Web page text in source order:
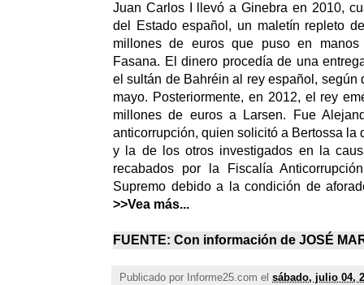
Juan Carlos I llevó a Ginebra en 2010,
del Estado español, un maletín repleto
millones de euros que puso en
Fasana. El dinero procedía de una
el sultán de Bahréin al rey español, según
mayo. Posteriormente, en 2012, el rey
millones de euros a Larsen. Fue
anticorrupción, quien solicitó a Bertossa la
y la de los otros investigados en la
recabados por la Fiscalía
Supremo debido a la condición de
>>Vea más...
FUENTE: Con información de JOSÉ
Publicado por Informe25.com el sábado, julio 04,